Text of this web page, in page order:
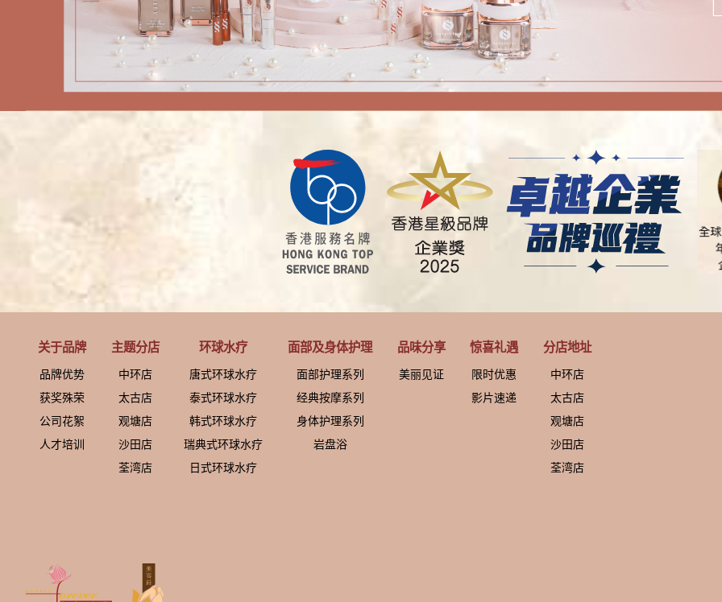
关于品牌
品牌优势
获奖殊荣
公司花絮
人才培训
主题分店
中环店
太古店
观塘店
沙田店
荃湾店
环球水疗
唐式环球水疗
泰式环球水疗
韩式环球水疗
瑞典式环球水疗
日式环球水疗
面部及身体护理
面部护理系列
经典按摩系列
身体护理系列
岩盘浴
品味分享
美丽见证
惊喜礼遇
限时优惠
影片速递
分店地址
中环店
太古店
观塘店
沙田店
荃湾店